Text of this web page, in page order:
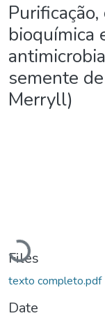
bioquímica
semente
Merryll)
Loading...
Files
texto completo.pdf
Date